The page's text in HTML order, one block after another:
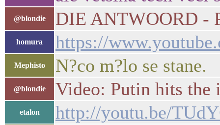
@blondie DIE ANTWOORD -
homura https://
Mephisto N?co m?lo se stane.
@blondie Video: Putin hits the
etalon http://youtu.be/